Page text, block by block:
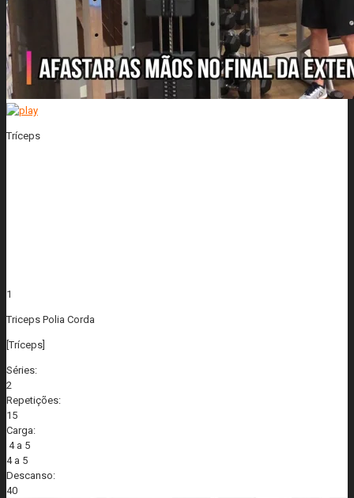
Tríceps
1
Triceps Polia Corda
[Tríceps]
Séries:
2
Repetições:
15
Carga:
4 a 5
4 a 5
Descanso:
40